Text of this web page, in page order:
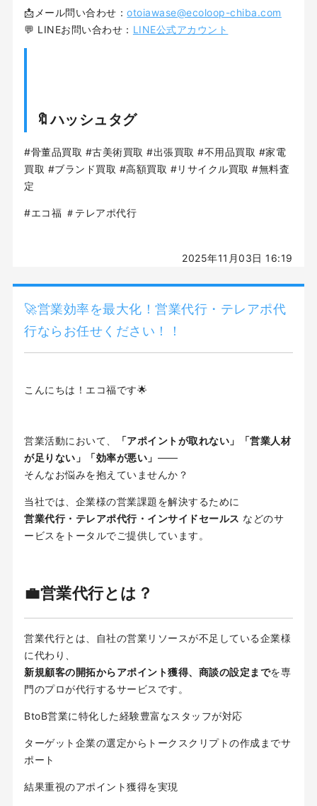
📩メール問い合わせ：otoiawase@ecoloop-chiba.com
💬 LINEお問い合わせ： LINE公式アカウント
🔖ハッシュタグ
#骨董品買取 #古美術買取 #出張買取 #不用品買取 #家電
買取 #ブランド買取 #高額買取 #リサイクル買取 #無料査
定
#エコ福 ＃テレアポ代行
2025年11月03日 16:19
🚀営業効率を最大化！営業代行・テレアポ代
行ならお任せください！！
こんにちは！エコ福です🌟
営業活動において、
「アポイントが取れない」「営業人材
が足りない」「効率が悪い」 ――
そんなお悩みを抱えていませんか？
当社では、企業様の営業課題を解決するために
営業代行・テレアポ代行・インサイドセールス などのサ
ービスをトータルでご提供しています。
💼営業代行とは？
営業代行とは、自社の営業リソースが不足している企業様
に代わり、
新規顧客の開拓からアポイント獲得、商談の設定までを専
門のプロが代行するサービスです。
BtoB営業に特化した経験豊富なスタッフが対応
ターゲット企業の選定からトークスクリプトの作成までサ
ポート
結果重視のアポイント獲得を実現